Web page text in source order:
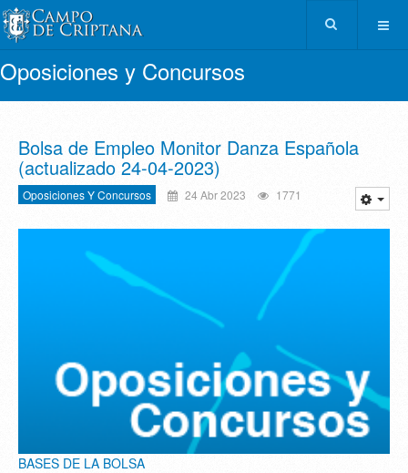
Oposiciones y Concursos
Bolsa de Empleo Monitor Danza Española
(actualizado 24-04-2023)
Oposiciones Y Concursos 24 Abr 2023 1771
BASES DE LA BOLSA